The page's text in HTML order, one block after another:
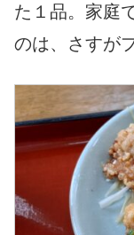
た１品。家庭
のは、さすが